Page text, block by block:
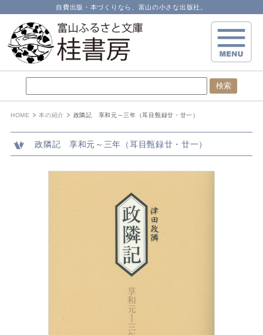
自費出版・本づくりなら、富山の小さな出版社。
HOME 本の紹介 政隣記 享和元～三年（耳目甄録廿・廿一）
政隣記 享和元～三年（耳目甄録廿・廿一）